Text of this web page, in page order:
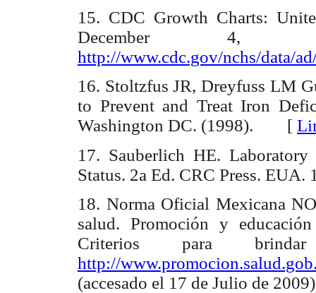
15. CDC Growth Charts:
December 4,
http://www.cdc.gov/nchs/data/
16. Stoltzfus JR, Dreyfuss LM
to Prevent and Treat Iron
Washington DC. (1998). [
17. Sauberlich HE.
Status. 2a Ed. CRC Press.
18. Norma Oficial Mexicana
salud. Promoción y
Criterios para
http://
(accesado el 17 de Julio de